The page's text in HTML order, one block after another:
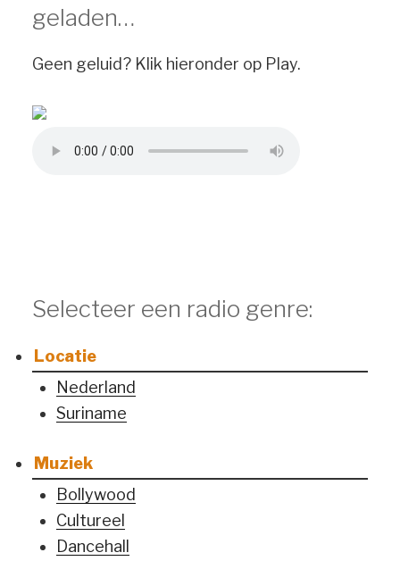
geladen…
Geen geluid? Klik hieronder op Play.
Selecteer een radio genre:
Locatie
Nederland
Suriname
Muziek
Bollywood
Cultureel
Dancehall